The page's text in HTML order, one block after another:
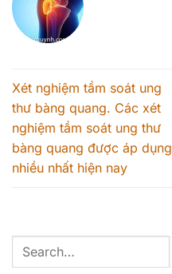
Xét nghiệm tầm soát ung
thư bàng quang. Các xét
nghiệm tầm soát ung thư
bàng quang được áp dụng
nhiều nhất hiện nay